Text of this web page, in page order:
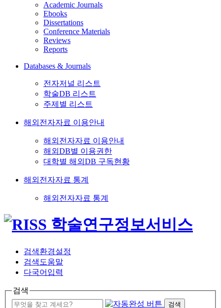
Academic Journals
Ebooks
Dissertations
Conference Materials
Reviews
Reports
Databases & Journals
전자저널 리스트
학술DB 리스트
주제별 리스트
해외전자자료 이용안내
해외전자자료 이용안내
해외DB별 이용권한
대학별 해외DB 구독현황
해외전자자료 통계
해외전자자료 통계
검색환경설정
검색도움말
다국어입력
검색
검색